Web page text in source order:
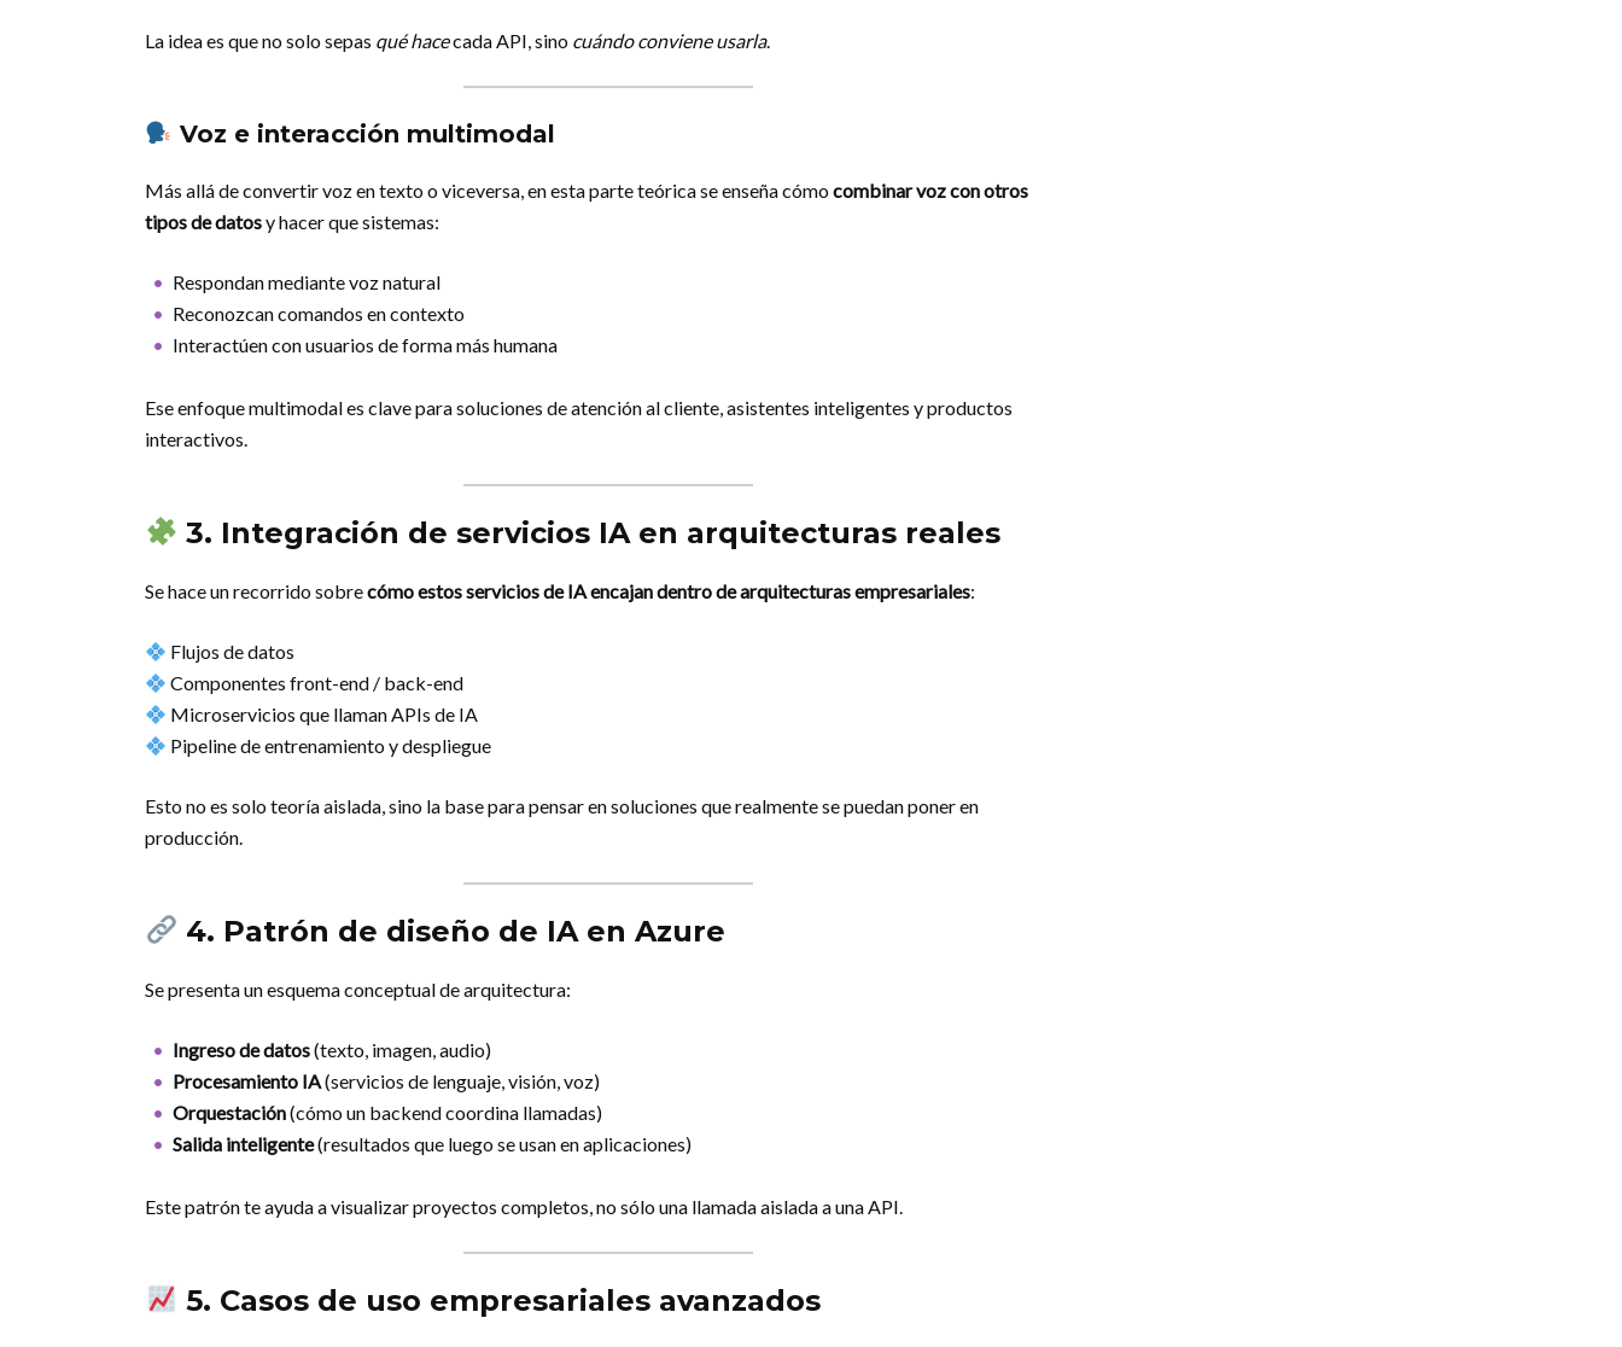
La idea es que no solo sepas qué hacecada API, sino cuándo conviene usarla.
Voz e interacción multimodal
Más allá de convertir voz en texto o viceversa, en esta parte teórica se enseña cómocombinar voz con otros
tipos de datosy hacer que sistemas:
Respondan mediante voz natural
Reconozcan comandos en contexto
Interactúen con usuarios de forma más humana
Ese enfoque multimodal es clave para soluciones de atención al cliente, asistentes inteligentes y productos
interactivos.
3. Integración de servicios IA en arquitecturas reales
Se hace un recorrido sobrecómo estos servicios de IA encajan dentro de arquitecturas empresariales:
Flujos de datos
Componentes front-end / back-end
Microservicios que llaman APIs de IA
Pipeline de entrenamiento y despliegue
Esto no es solo teoría aislada, sino la base para pensar en soluciones que realmente se puedan poner en
producción.
4. Patrón de diseño de IA en Azure
Se presenta un esquema conceptual de arquitectura:
Ingreso de datos(texto, imagen, audio)
Procesamiento IA(servicios de lenguaje, visión, voz)
Orquestación(cómo un backend coordina llamadas)
Salida inteligente(resultados que luego se usan en aplicaciones)
Este patrón te ayuda a visualizar proyectos completos, no sólo una llamada aislada a una API.
5. Casos de uso empresariales avanzados